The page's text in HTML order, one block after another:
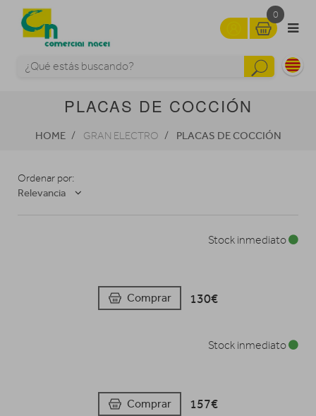
0
PLACAS DE COCCIÓN
HOME GRAN ELECTRO PLACAS DE COCCIÓN
Ordenar por:
Relevancia
Comprar 130€
Stock inmediato
Comprar 157€
Stock inmediato